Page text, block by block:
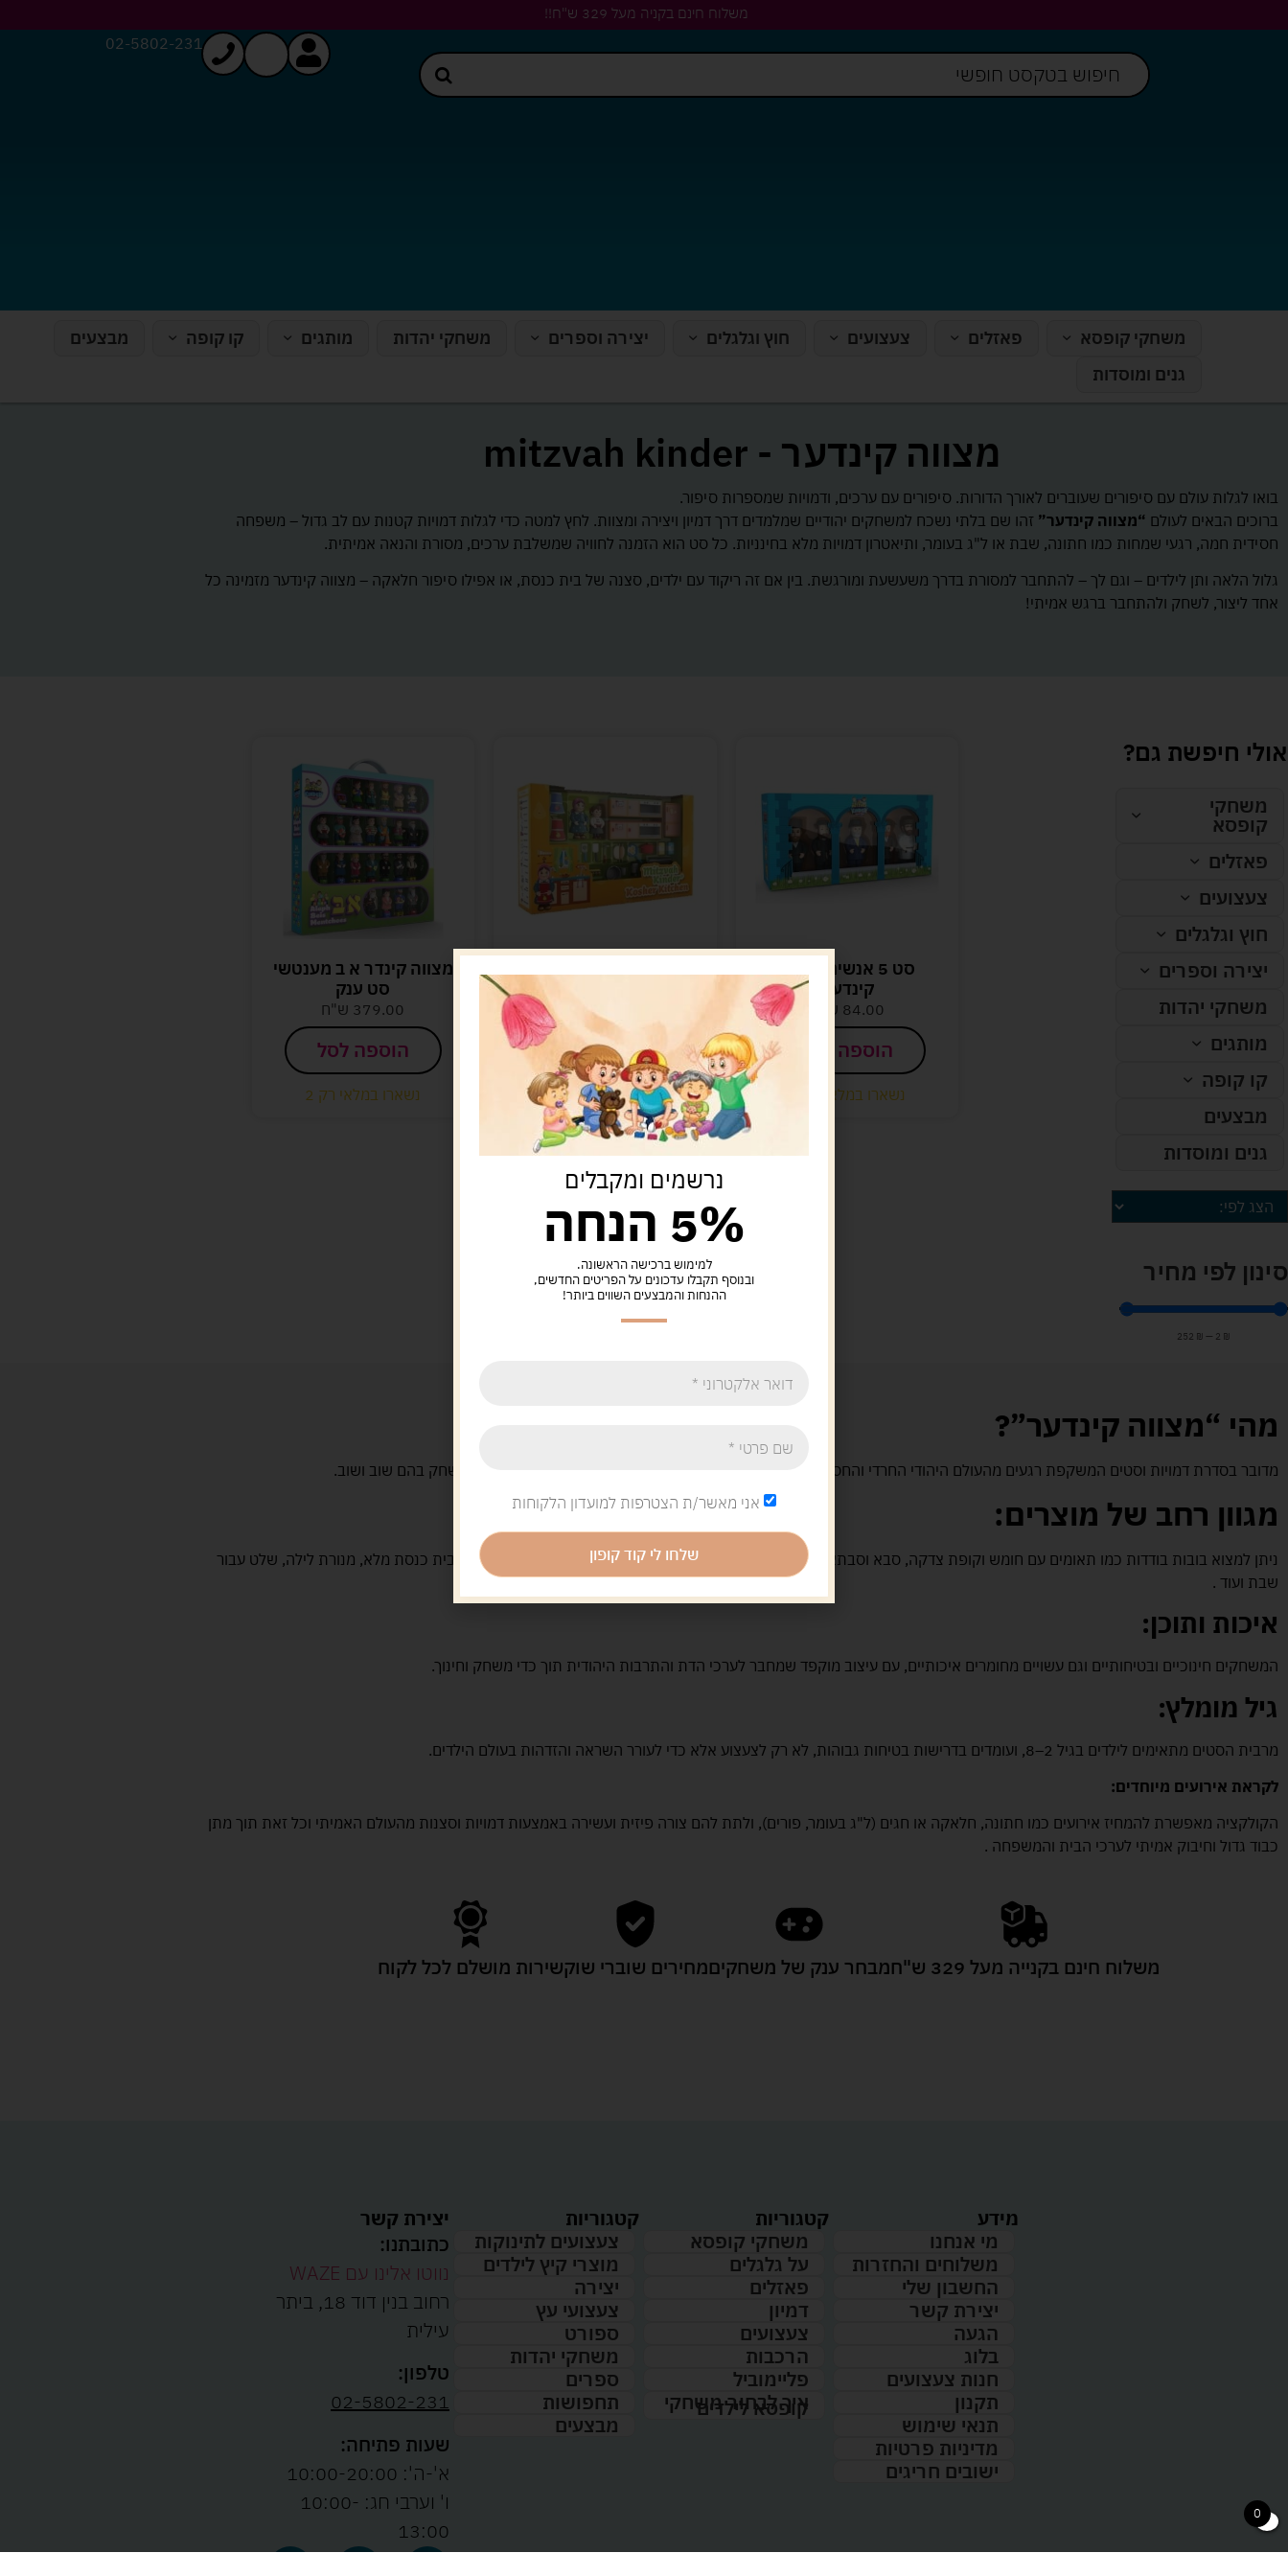
משלוח חינם בקניה מעל 329 ש"ח!!
02-5802-231
משחקי קופסא פאזלים צעצועים חוץ וגלגלים יצירה וספרים משחקי יהדות מותגים קו קופה
מבצעים
גנים ומוסדות
מצווה קינדער - mitzvah kinder
בואו לגלות עולם עם סיפורים שעוברים לאורך הדורות. סיפורים עם ערכים, ודמויות שמספרות סיפור.
ברוכים הבאים לעולם “מצווה קינדער” זהו שם בלתי נשכח למשחקים יהודיים שמלמדים דרך דמיון ויצירה ומצוות. לחץ למטה כדי לגלות דמויות קטנות עם לב גדול – משפחה
חסידית חמה, רגעי שמחות כמו חתונה, שבת או ל"ג בעומר, ותיאטרון דמויות מלא בחינניות. כל סט הוא הזמנה לחוויה שמשלבת ערכים, מסורת והנאה אמיתית.
גלול הלאה ותן לילדים – וגם לך – להתחבר למסורת בדרך משעשעת ומורגשת. בין אם זה ריקוד עם ילדים, סצנה של בית כנסת, או אפילו סיפור חלאקה – מצווה קינדער מזמינה כל
אחד ליצור, לשחק ולהתחבר ברגש אמיתי!
אולי חיפשת גם?
משחקי
קופסא
פאזלים
צעצועים
חוץ וגלגלים
יצירה וספרים
משחקי יהדות
מותגים
קו קופה
מבצעים
גנים ומוסדות
סינון לפי מחיר
₪
2
—
₪
252
סט 5 אנשים מצווה
קינדער
84.00 ש"ח
הוספה לסל
נשארו במלאי רק 1
הוספה לסל
נשארו במלאי רק 1
מצווה קינדר א ב מענטשי
סט ענק
379.00 ש"ח
הוספה לסל
נשארו במלאי רק 2
מהי “מצווה קינדער”?
מדובר בסדרת דמויות וסטים המשקפת רגעים מהעולם היהודי החרדי והחסידי, המיועדים לעולמות דמיון ערכיים שילדים אוהבים לשחזר ולשחק בהם שוב ושוב.
מגוון רחב של מוצרים:
ניתן למצוא בובות בודדות כמו תאומים עם חומש וקופת צדקה, סבא וסבתא, דמויות פורים, לצד סטים גדולים יותר כמו חדר ילדים, חתונה, בית כנסת מלא, מנורת לילה, שלט עבור
שבת ועוד .
איכות ותוכן:
המשחקים חינוכיים ובטיחותיים וגם עשויים מחומרים איכותיים, עם עיצוב מוקפד שמחבר לערכי הדת והתרבות היהודית תוך כדי משחק וחינוך.
גיל מומלץ:
מרבית הסטים מתאימים לילדים בגיל 2–8, ועומדים בדרישות בטיחות גבוהות, לא רק לצעצוע אלא כדי לעורר השראה והזדהות בעולם הילדים.
לקראת אירועים מיוחדים:
הקולקציה מאפשרת להמחיז אירועים כמו חתונה, חלאקה או חגים (ל"ג בעומר, פורים), ולתת להם צורה פיזית ועשירה באמצעות דמויות וסצנות מהעולם האמיתי וכל זאת תוך מתן
כבוד גדול וחיבוק אמיתי לערכי הבית והמשפחה .
משלוח חינם בקנייה מעל 329 ש"ח מבחר ענק של משחקיםמחירים שוברי שוקשירות מושלם לכל לקוח
מידע
מי אנחנו
משלוחים והחזרות
החשבון שלי
יצירת קשר
הגעה
בלוג
חנות צעצועים
תקנון
תנאי שימוש
מדיניות פרטיות
ישובים חריגים
קטגוריות
משחקי קופסא
על גלגלים
פאזלים
דמיון
צעצועים
הרכבות
פליימוביל
איך לבחור משחקי
קופסא לילדים
קטגוריות
צעצועים לתינוקות
מוצרי קיץ לילדים
יצירה
צעצועי עץ
ספורט
משחקי יהדות
ספרים
תחפושות
מבצעים
יצירת קשר
כתובתנו:
נווטו אלינו עם WAZE
רחוב בנין דוד 18, ביתר
עילית
טלפון:
02-5802-231
שעות פתיחה:
א'-ה': 10:00-20:00
ו' וערבי חג: 10:00-
13:00
0
נרשמים ומקבלים
5% הנחה
למימוש ברכישה הראשונה.
ובנוסף תקבלו עדכונים על הפריטים החדשים,
ההנחות והמבצעים השווים ביותר!
אני מאשר/ת הצטרפות למועדון הלקוחות
שלחו לי קוד קופון